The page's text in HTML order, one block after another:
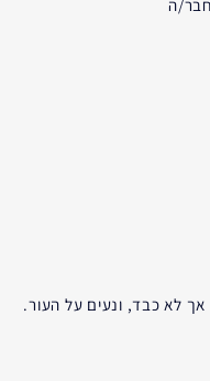
ה
אך לא כבד, ונעים על העור.